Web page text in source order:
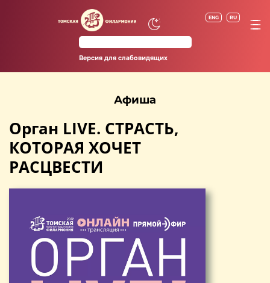
ENG RU
Версия для слабовидящих
Афиша
Орган LIVE. СТРАСТЬ,
КОТОРАЯ ХОЧЕТ
РАСЦВЕСТИ